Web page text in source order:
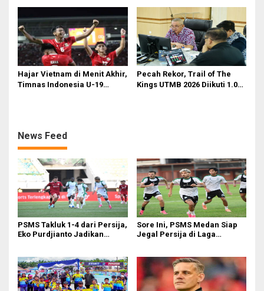
Bakal Saksikan Langsung
Aksi Timnas U-19
Hajar Vietnam di Menit Akhir,
Timnas Indonesia U-19
Pecah Rekor, Trail of The
Kings UTMB 2026 Diikuti 1.015
News Feed
PSMS Takluk 1-4 dari Persija,
Eko Purdjianto Jadikan
Sore Ini, PSMS Medan Siap
Jegal Persija di Laga